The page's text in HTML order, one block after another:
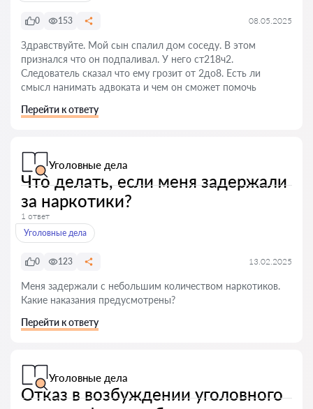
0 153 08.05.2025
Здравствуйте. Мой сын спалил дом соседу. В этом
признался что он подпаливал. У него ст218ч2.
Следователь сказал что ему грозит от 2до8. Есть ли
смысл нанимать адвоката и чем он сможет помочь
Перейти к ответу
Уголовные дела
Что делать, если меня задержали
за наркотики?
1 ответ
Уголовные дела
0 123 13.02.2025
Меня задержали с небольшим количеством наркотиков.
Какие наказания предусмотрены?
Перейти к ответу
Уголовные дела
Отказ в возбуждении уголовного